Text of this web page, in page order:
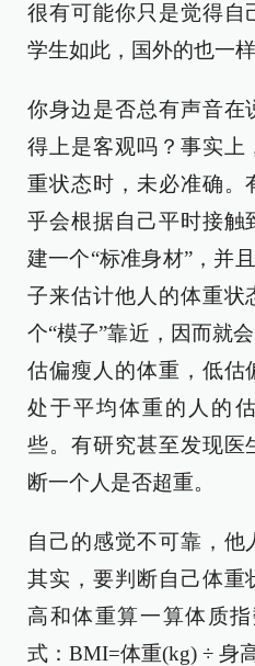
很有可能你只是觉得自
学生如此，国外的也一样
你身边是否总有声音在
得上是客观吗？事实上
重状态时，未必准确。
乎会根据自己平时接触
建一个“标准身材”，并
子来估计他人的体重状
个“模子”靠近，因而就
估偏瘦人的体重，低估
处于平均体重的人的
些。有研究甚至发现医
断一个人是否超重。
自己的感觉不可靠，他
其实，要判断自己体重
高和体重算一算体质
式：BMI=体重(kg) ÷ 身高